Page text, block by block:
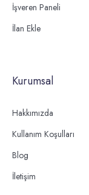
İşveren Paneli
İlan Ekle
Kurumsal
Hakkımızda
Kullanım Koşulları
Blog
İletişim